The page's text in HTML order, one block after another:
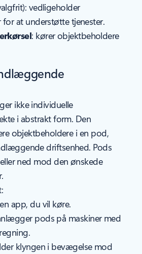
vedligeholder
at understøtte tjenester.
: kører objektbeholdere
ikke individuelle
i abstrakt form. Den
objektbeholdere i en pod,
driftsenhed. Pods
ned mod den ønskede
app, du vil køre.
pods på maskiner med
klyngen i bevægelse mod